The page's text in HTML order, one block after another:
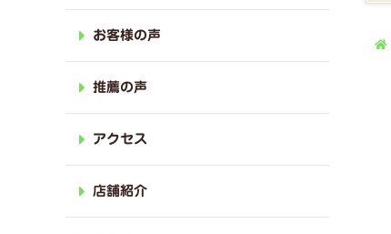
お客様の声
推薦の声
アクセス
店舗紹介